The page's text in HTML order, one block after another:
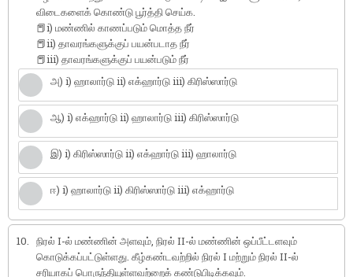
விடைகளைக் கொண்டு பூர்த்தி செய்க.
📕i) மண்ணில் காணப்படும் மொத்த நீர்
📕ii) தாவரங்களுக்குப் பயன்படாத நீர்
📕iii) தாவரங்களுக்குப் பயன்படும் நீர்
அ) i) ஹாலார்டு ii) எக்ஹார்டு iii) கிரிஸ்ஸார்டு
ஆ) i) எக்ஹார்டு ii) ஹாலார்டு iii) கிரிஸ்ஸார்டு
இ) i) கிரிஸ்ஸார்டு ii) எக்ஹார்டு iii) ஹாலார்டு
ஈ) i) ஹாலார்டு ii) கிரிஸ்ஸார்டு iii) எக்ஹார்டு
10. நிரல் I-ல் மண்ணின் அளவும், நிரல் II-ல் மண்ணின் ஒப்பீட்டளவும்
கொடுக்கப்பட்டுள்ளது. கீழ்கண்டவற்றில் நிரல் I மற்றும் நிரல் II-ல்
சரியாகப் பொருந்தியுள்ளவற்றைக் கண்டுபிடிக்கவும்.